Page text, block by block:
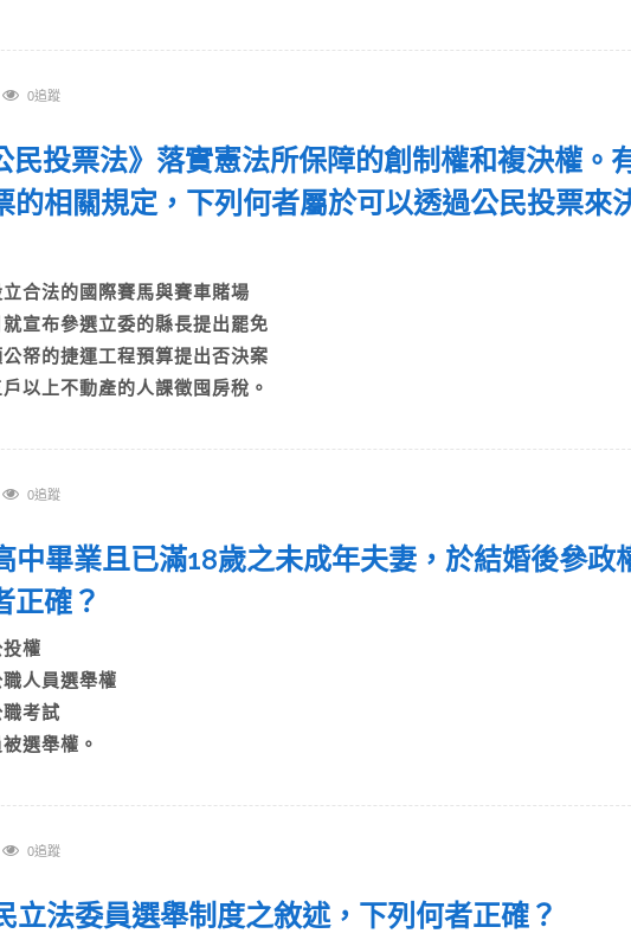
0追蹤
民投票法》落實憲法所保障的創制權和複決權。
的相關規定，下列何者屬於可以透過公民投票來
合法的國際賽馬與賽車賭場
宣布參選立委的縣長提出罷免
帑的捷運工程預算提出否決案
以上不動產的人課徵囤房稅。
0追蹤
中畢業且已滿18歲之未成年夫妻，於結婚後參政
正確？
投權
職人員選舉權
職考試
選舉權。
0追蹤
立法委員選舉制度之敘述，下列何者正確？